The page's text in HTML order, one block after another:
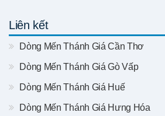
Liên kết
Dòng Mến Thánh Giá Cần Thơ
Dòng Mến Thánh Giá Gò Vấp
Dòng Mến Thánh Giá Huế
Dòng Mến Thánh Giá Hưng Hóa